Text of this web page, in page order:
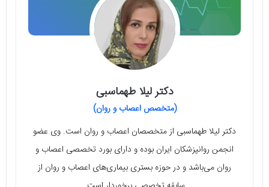
دکتر لیلا طهماسبی
(متخصص اعصاب و روان)
دکتر لیلا طهماسبی از متخصصان اعصاب و روان است. وی عضو
انجمن روانپزشکان ایران بوده و دارای بورد تخصصی اعصاب و
روان می‌باشد و در حوزه بستری بیماری‌های اعصاب و روان از